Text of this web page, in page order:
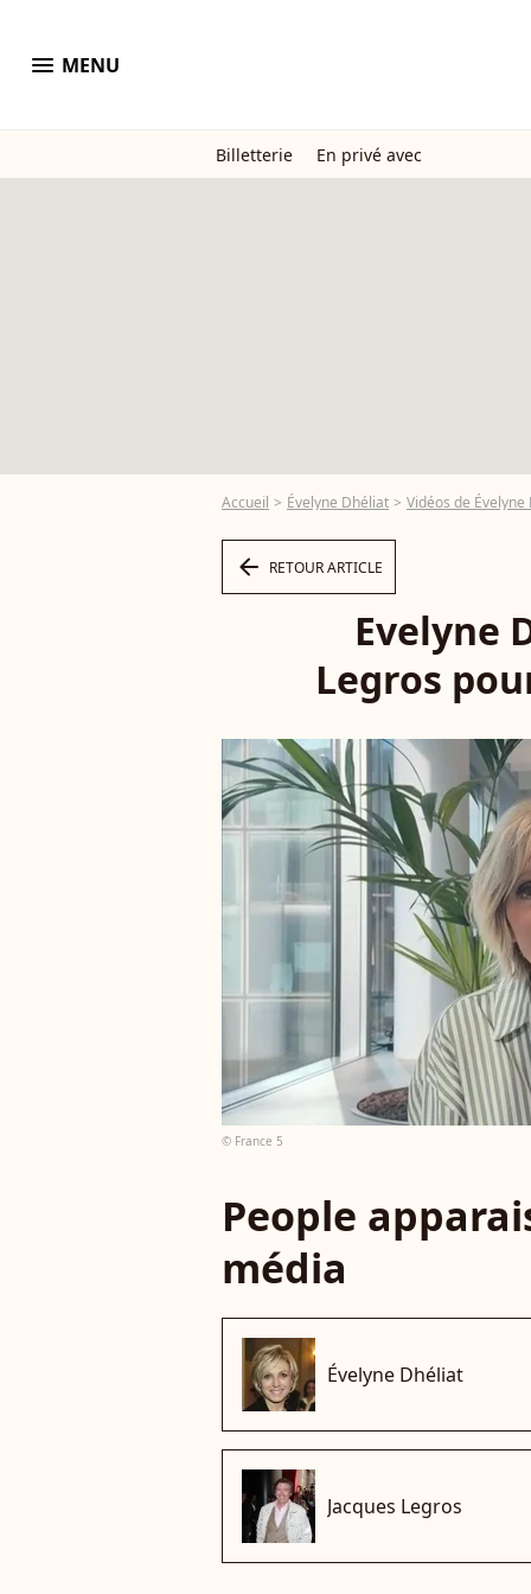
menu MENU
Billetterie En privé avec
Accueil Évelyne Dhéliat Vidéos de Évelyne
arrow_left RETOUR ARTICLE
Evelyne
Legros
© France 5
People
média
Évelyne Dhéliat
Jacques Legros